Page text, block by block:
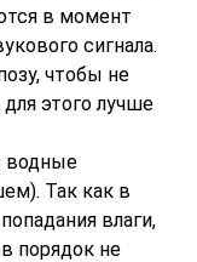
в момент
сигнала.
чтобы не
этого лучше
водные
Так как в
влаги,
порядок не